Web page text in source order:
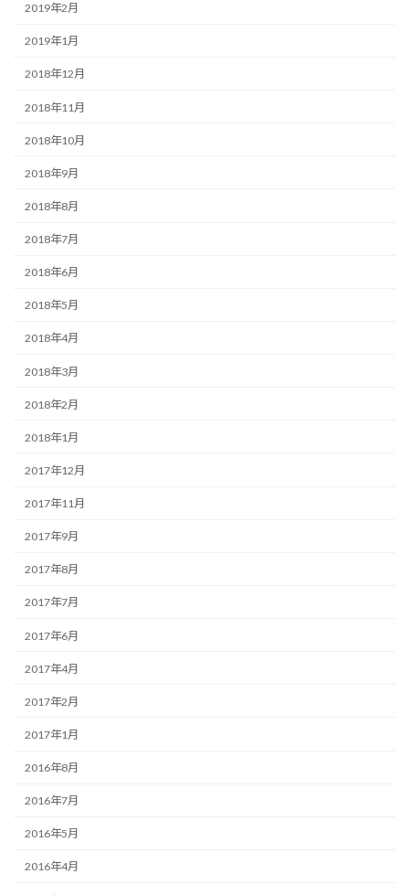
2019年2月
2019年1月
2018年12月
2018年11月
2018年10月
2018年9月
2018年8月
2018年7月
2018年6月
2018年5月
2018年4月
2018年3月
2018年2月
2018年1月
2017年12月
2017年11月
2017年9月
2017年8月
2017年7月
2017年6月
2017年4月
2017年2月
2017年1月
2016年8月
2016年7月
2016年5月
2016年4月